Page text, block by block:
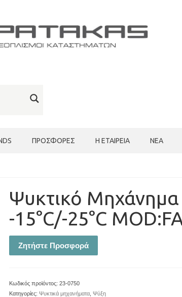
ΠΡΟΣΦΟΡΈΣ Η ΕΤΑΙΡΕΊΑ ΝΈΑ
Ψυκτικό
-15°C/-25°C
Ζητήστε Προσφορά
Κωδικός προϊόντος: 23-0750
Κατηγορίες: Ψυκτικά μηχανήματα, Ψύξη